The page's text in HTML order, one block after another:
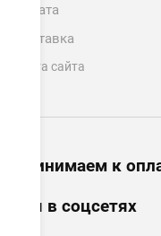
Оплата
Доставка
Карта сайта
Принимаем к
Мы в соцсетях